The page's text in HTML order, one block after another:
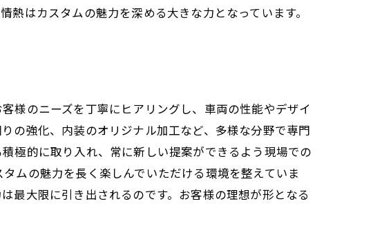
はカスタムの魅力を深める大きな力となっています。
様のニーズを丁寧にヒアリングし、車両の性能やデザイ
の強化、内装のオリジナル加工など、多様な分野で専門
極的に取り入れ、常に新しい提案ができるよう現場での
ムの魅力を長く楽しんでいただける環境を整えていま
最大限に引き出されるのです。お客様の理想が形となる